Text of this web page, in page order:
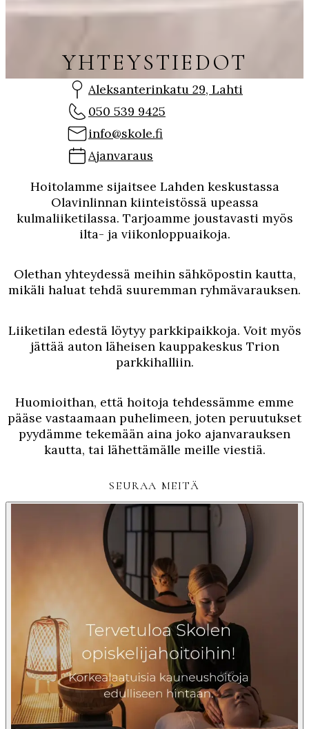
YHTEYSTIEDOT
Aleksanterinkatu 29, Lahti
050 539 9425
info@skole.fi
Ajanvaraus
Hoitolamme sijaitsee Lahden keskustassa
Olavinlinnan kiinteistössä upeassa
kulmaliiketilassa. Tarjoamme joustavasti myös
ilta- ja viikonloppuaikoja.
Olethan yhteydessä meihin sähköpostin kautta,
mikäli haluat tehdä suuremman ryhmävarauksen.
Liiketilan edestä löytyy parkkipaikkoja. Voit myös
jättää auton läheisen kauppakeskus Trion
parkkihalliin.
Huomioithan, että hoitoja tehdessämme emme
pääse vastaamaan puhelimeen, joten peruutukset
pyydämme tekemään aina joko ajanvarauksen
kautta, tai lähettämälle meille viestiä.
SEURAA MEITÄ